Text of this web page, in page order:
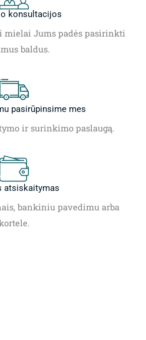
konsultacijos
mielai Jums padės pasirinkti
baldus.
pasirūpinsime mes
ir surinkimo paslaugą.
atsiskaitymas
bankiniu pavedimu arba